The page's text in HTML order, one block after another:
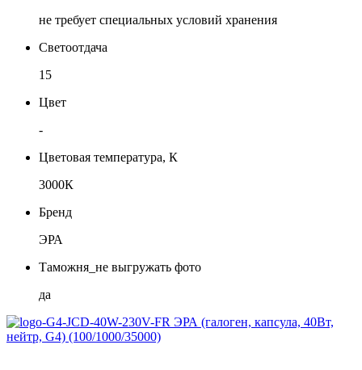
не требует специальных условий хранения
Светоотдача
15
Цвет
-
Цветовая температура, К
3000К
Бренд
ЭРА
Таможня_не выгружать фото
да